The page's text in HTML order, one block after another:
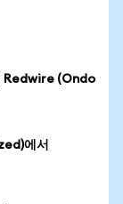
Redwire (Ondo
에서